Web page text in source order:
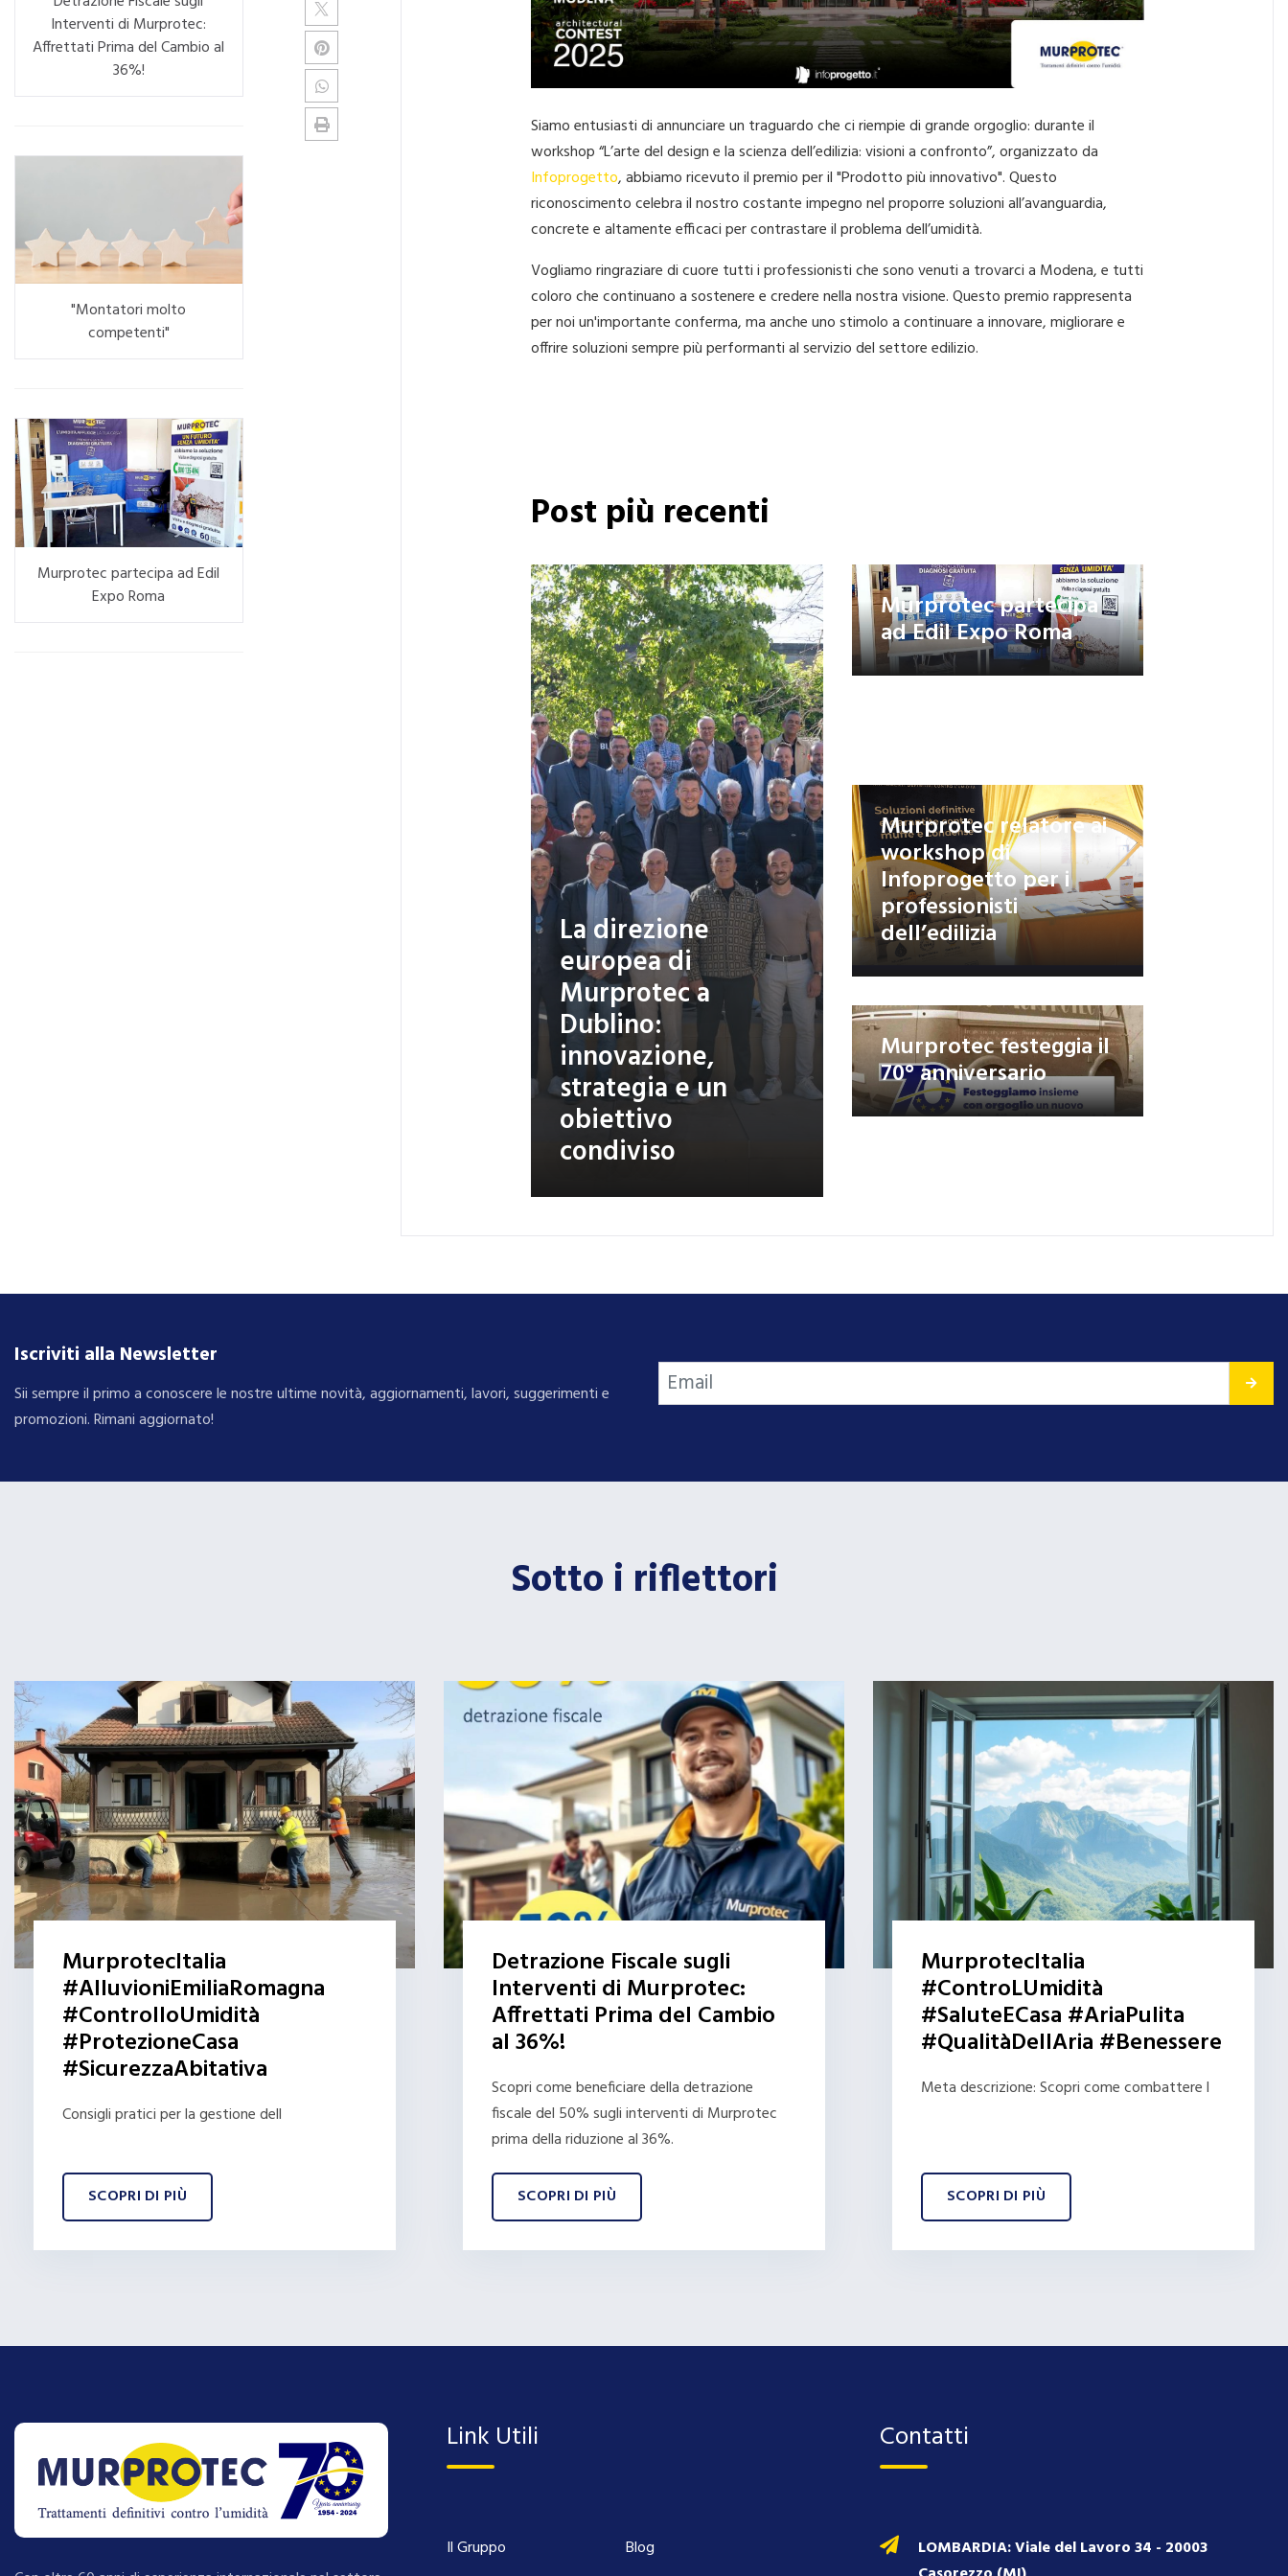
Siamo entusiasti di annunciare un traguardo che ci riempie di grande orgoglio: durante il
workshop “L’arte del design e la scienza dell’edilizia: visioni a confronto”, organizzato da
Infoprogetto, abbiamo ricevuto il premio per il "Prodotto più innovativo". Questo
riconoscimento celebra il nostro costante impegno nel proporre soluzioni all’avanguardia,
concrete e altamente efficaci per contrastare il problema dell’umidità.
Vogliamo ringraziare di cuore tutti i professionisti che sono venuti a trovarci a Modena, e tutti
coloro che continuano a sostenere e credere nella nostra visione. Questo premio rappresenta
per noi un'importante conferma, ma anche uno stimolo a continuare a innovare, migliorare e
offrire soluzioni sempre più performanti al servizio del settore edilizio.
Post più recenti
La direzione
europea di
Murprotec a
Dublino:
innovazione,
strategia e un
obiettivo
condiviso
Murprotec partecipa
ad Edil Expo Roma
​​Murprotec relatore ai
workshop di
Infoprogetto per i
professionisti
dell’edilizia
Murprotec festeggia il
70° anniversario
Interventi di Murprotec:
Affrettati Prima del Cambio al
36%!
"Montatori molto
competenti"
Murprotec partecipa ad Edil
Expo Roma
Iscriviti alla Newsletter
Sii sempre il primo a conoscere le nostre ultime novità, aggiornamenti, lavori, suggerimenti e
promozioni. Rimani aggiornato!
Sotto i riflettori
MurprotecItalia
#AlluvioniEmiliaRomagna
#ControlloUmidità
#ProtezioneCasa
#SicurezzaAbitativa
Consigli pratici per la gestione dell
SCOPRI DI PIÙ
Detrazione Fiscale sugli
Interventi di Murprotec:
Affrettati Prima del Cambio
al 36%!
Scopri come beneficiare della detrazione
fiscale del 50% sugli interventi di Murprotec
prima della riduzione al 36%.
SCOPRI DI PIÙ
MurprotecItalia
#ControLUmidità
#SaluteECasa #AriaPulita
#QualitàDellAria #Benessere
Meta descrizione: Scopri come combattere l
SCOPRI DI PIÙ
Link Utili
Il Gruppo Blog
Contatti
LOMBARDIA: Viale del Lavoro 34 - 20003